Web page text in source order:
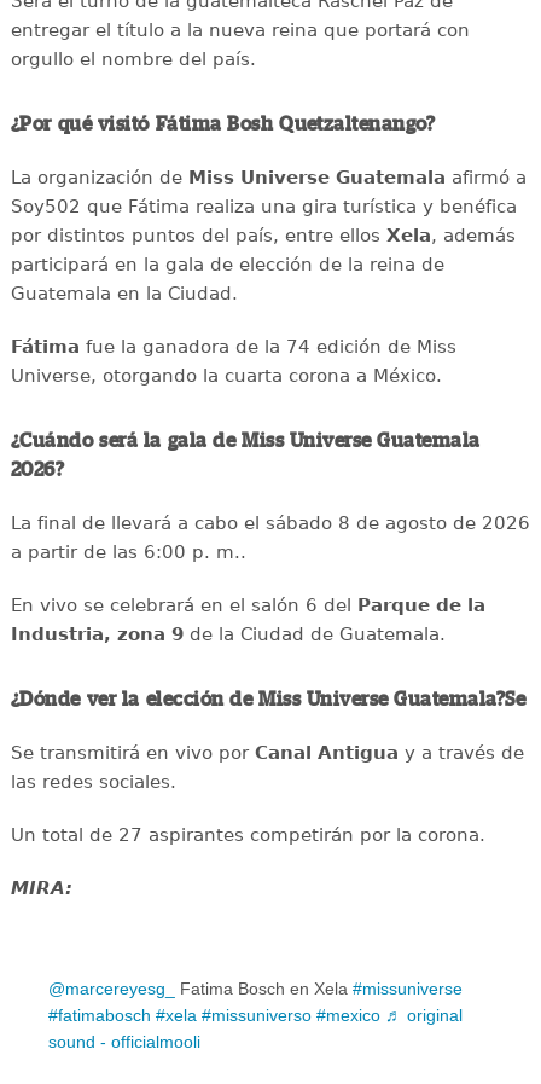
entregar el título a la nueva reina que portará con
orgullo el nombre del país.
¿Por qué visitó Fátima Bosh Quetzaltenango?
La organización de Miss Universe Guatemala afirmó a
Soy502 que Fátima realiza una gira turística y benéfica
por distintos puntos del país, entre ellos Xela, además
participará en la gala de elección de la reina de
Guatemala en la Ciudad.
Fátima fue la ganadora de la 74 edición de Miss
Universe, otorgando la cuarta corona a México.
¿Cuándo será la gala de Miss Universe Guatemala
2026?
La final de llevará a cabo el sábado 8 de agosto de 2026
a partir de las 6:00 p. m..
En vivo se celebrará en el salón 6 del
Parque de la
Industria, zona 9de la Ciudad de Guatemala.
¿Dónde ver la elección de Miss Universe Guatemala?Se
Se transmitirá en vivo porCanal Antigua y a través de
las redes sociales.
Un total de 27 aspirantes competirán por la corona.
MIRA:
@marcereyesg_ Fatima Bosch en Xela #missuniverse
#fatimabosch #xela #missuniverso #mexico ♬ original
sound - officialmooli